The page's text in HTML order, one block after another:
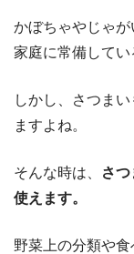
かぼちゃやじゃ
家庭に常備してい
しかし、さつま
ますよね。
そんな時は、 さ
使えます。
野菜上の分類や